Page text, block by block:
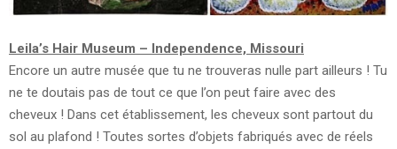
Leila’s Hair Museum – Independence, Missouri
Encore un autre musée que tu ne trouveras nulle part ailleurs ! Tu
ne te doutais pas de tout ce que l’on peut faire avec des
cheveux ! Dans cet établissement, les cheveux sont partout du
sol au plafond ! Toutes sortes d’objets fabriqués avec de réels